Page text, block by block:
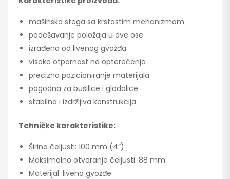
mašinska stega sa krstastim mehanizmom
podešavanje položaja u dve ose
izrađena od livenog gvožđa
visoka otpornost na opterećenja
precizno pozicioniranje materijala
pogodna za bušilice i glodalice
stabilna i izdržljiva konstrukcija
Tehničke karakteristike:
Širina čeljusti: 100 mm (4″)
Maksimalno otvaranje čeljusti: 88 mm
Materijal: liveno gvožđe